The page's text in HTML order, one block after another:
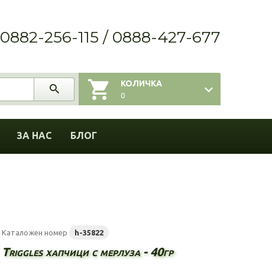
0882-256-115 / 0888-427-677
КОЛИЧКА
0
ЗА НАС БЛОГ
Каталожен номер h-35822
Triggles хапчици с мерлуза - 40гр